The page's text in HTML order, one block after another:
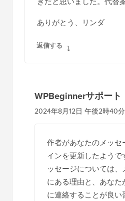
ありがとう、リンダ
返信する
WPBeginnerサポート
2024年8月12日 午後2時40分
作者があなたのメッ
インを更新したようで
ッセージについては
にある理由と、あな
に連絡することが良